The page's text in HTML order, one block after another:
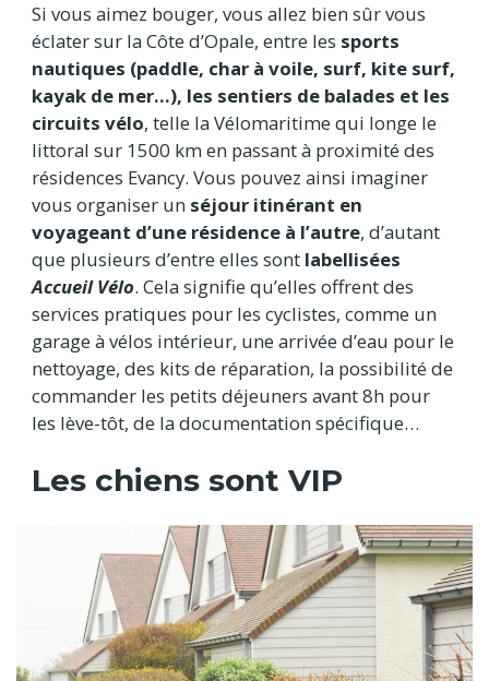
Si vous aimez bouger, vous allez bien sûr vous
éclater sur la Côte d’Opale, entre les sports
nautiques (paddle, char à voile, surf, kite surf,
kayak de mer…), les sentiers de balades et les
circuits vélo, telle la Vélomaritime qui longe le
littoral sur 1500 km en passant à proximité des
résidences Evancy. Vous pouvez ainsi imaginer
vous organiser un séjour itinérant en
voyageant d’une résidence à l’autre, d’autant
que plusieurs d’entre elles sont labellisées
Accueil Vélo. Cela signifie qu’elles offrent des
services pratiques pour les cyclistes, comme un
garage à vélos intérieur, une arrivée d’eau pour le
nettoyage, des kits de réparation, la possibilité de
commander les petits déjeuners avant 8h pour
les lève-tôt, de la documentation spécifique…
Les chiens sont VIP